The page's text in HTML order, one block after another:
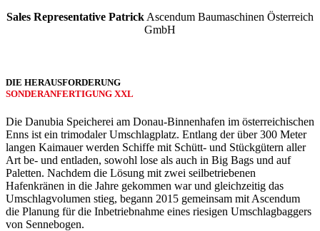
Sales Representative PatrickAscendum Baumaschinen Österreich
GmbH
DIE HER­AUS­­FORDERUNG
SONDER­ANFERTIGUNG XXL
Die Danubia Speicherei am Donau-Binnenhafen im österreichischen
Enns ist ein trimodaler Umschlagplatz. Entlang der über 300 Meter
langen Kaimauer werden Schiffe mit Schütt- und Stückgütern aller
Art be- und entladen, sowohl lose als auch in Big Bags und auf
Paletten. Nachdem die Lösung mit zwei seilbetriebenen
Hafenkränen in die Jahre gekommen war und gleichzeitig das
Umschlagvolumen stieg, begann 2015 gemeinsam mit Ascendum
die Planung für die Inbetriebnahme eines riesigen Umschlagbaggers
von Sennebogen.